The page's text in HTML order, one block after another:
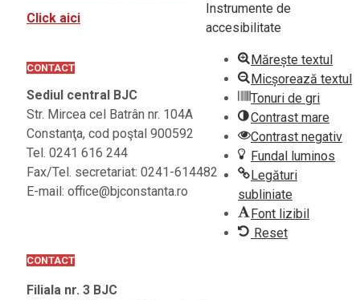
Click aici
CONTACT
Sediul central BJC
Str. Mircea cel Batrân nr. 104A
Constanţa, cod poştal 900592
Tel. 0241 616 244
Fax/Tel. secretariat: 0241-614482
E-mail: office@bjconstanta.ro
CONTACT
Filiala nr. 3 BJC
Instrumente de
accesibilitate
Mărește textul
Micșorează textul
Tonuri de gri
Contrast mare
Contrast negativ
Fundal luminos
Legături
subliniate
Font lizibil
Reset